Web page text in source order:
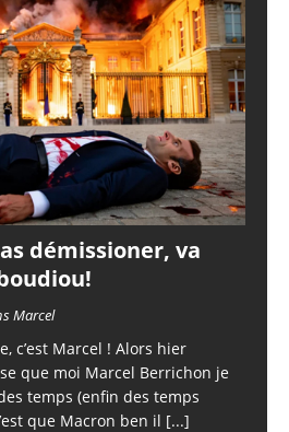
démissioner, va
Marcel
c’est Marcel ! Alors hier
que moi Marcel Berrichon je
temps (enfin des temps
que Macron ben il [...]